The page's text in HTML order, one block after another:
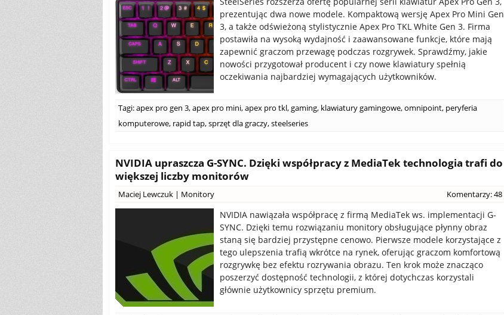
prezentując dwa nowe modele. Kompaktową wersję Apex Pro Mini Gen
3, a także odświeżoną stylistycznie Apex Pro TKL White Gen 3. Firma
postawiła na wysoką wydajność i zaawansowane funkcje, które mają
zapewnić graczom przewagę podczas rozgrywek. Sprawdźmy, jakie
nowości przygotował producent i czy nowe klawiatury spełnią
oczekiwania najbardziej wymagających użytkowników.
Tagi:apex pro gen 3,apex pro mini,apex pro tkl,gaming, klawiatury gamingowe,omnipoint, peryferia
komputerowe, rapid tap,sprzęt dla graczy,steelseries
NVIDIA upraszcza G-SYNC. Dzięki współpracy z MediaTek technologia trafi do
większej liczby monitorów
Maciej Lewczuk | Monitory Komentarzy: 48
NVIDIA nawiązała współpracę z firmą MediaTek ws. implementacji G-
SYNC. Dzięki temu rozwiązaniu monitory obsługujące płynny obraz
staną się bardziej przystępne cenowo. Pierwsze modele korzystające z
tego ulepszenia trafią wkrótce na rynek, oferując graczom komfortową
rozgrywkę bez efektu rozrywania obrazu. Ten krok może znacząco
poszerzyć dostępność technologii, z której dotychczas korzystali
głównie użytkownicy sprzętu premium.